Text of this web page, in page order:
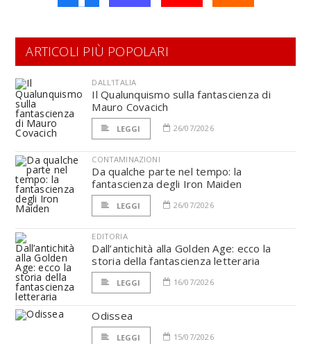
ARTICOLI PIÙ POPOLARI
DALL'ITALIA
Il Qualunquismo sulla fantascienza di
Mauro Covacich
LEGGI 26/07/2026
CONTAMINAZIONI
Da qualche parte nel tempo: la
fantascienza degli Iron Maiden
LEGGI 26/07/2026
EDITORIA
Dall’antichità alla Golden Age: ecco la
storia della fantascienza letteraria
LEGGI 16/07/2026
Odissea
LEGGI 15/07/2026